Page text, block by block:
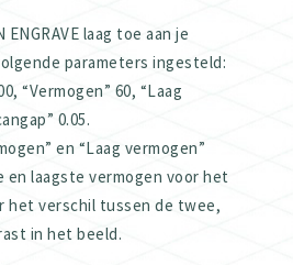
ENGRAVE laag toe aan je
parameters ingesteld:
“Vermogen” 60, “Laag
0.05.
en “Laag vermogen”
laagste vermogen voor het
het verschil tussen de twee,
in het beeld.